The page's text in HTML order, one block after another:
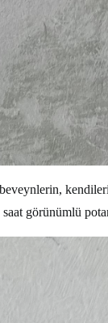
saat görünümlü